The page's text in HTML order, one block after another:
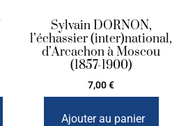
Sylvain DORNON,
l’échassier (inter)national,
d’Arcachon à Moscou
(1857-1900)
7,00€
Ajouter au panier